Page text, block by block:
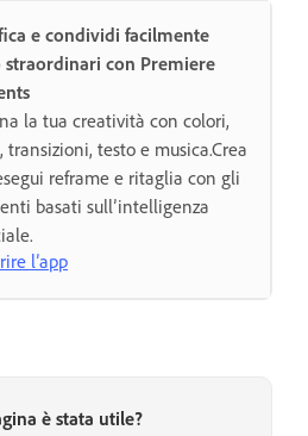
e condividi facilmente
straordinari con Premiere
la tua creatività con colori,
transizioni, testo e musica.Crea
reframe e ritaglia con gli
basati sull’intelligenza
l’app
è stata utile?